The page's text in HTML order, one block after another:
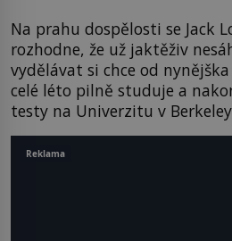
Na prahu dospělosti se Jack
rozhodne, že už jaktěživ
vydělávat si chce od nynějška
celé léto pilně studuje a
testy na Univerzitu v
Reklama